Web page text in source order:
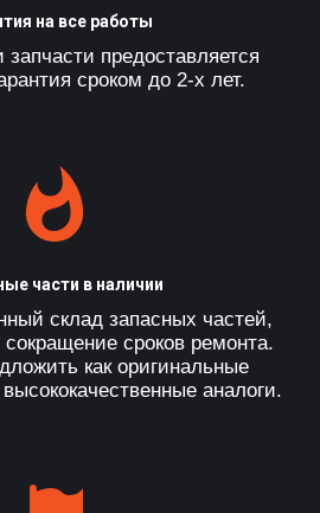
на все работы
предоставляется
сроком до 2-х лет.
части в наличии
склад запасных частей,
сокращение сроков ремонта.
как оригинальные
аналоги.